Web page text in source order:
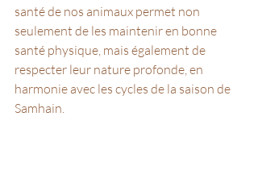
santé de nos animaux permet non
seulement de les maintenir en bonne
santé physique, mais également de
respecter leur nature profonde, en
harmonie avec les cycles de la saison de
Samhain.